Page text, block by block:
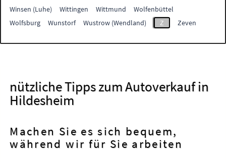
Winsen (Luhe)
Wittingen Wittmund
Wolfenbüttel
Wolfsburg
Wunstorf Wustrow (Wendland) Z Zeven
nützliche Tipps zum Autoverkauf in
Hildesheim
Machen Sie es sich bequem,
während wir für Sie arbeiten